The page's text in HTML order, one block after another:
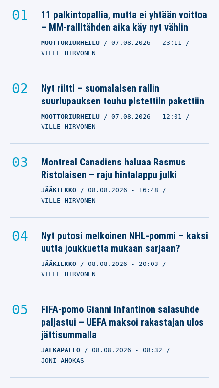
11 palkintopallia, mutta ei yhtään voittoa
– MM-rallitähden aika käy nyt vähiin
MOOTTORIURHEILU 07.08.2026 - 23:11
VILLE HIRVONEN
Nyt riitti – suomalaisen rallin
suurlupauksen touhu pistettiin pakettiin
MOOTTORIURHEILU 07.08.2026 - 12:01
VILLE HIRVONEN
Montreal Canadiens haluaa Rasmus
Ristolaisen – raju hintalappu julki
JÄÄKIEKKO 08.08.2026 - 16:48
VILLE HIRVONEN
Nyt putosi melkoinen NHL-pommi – kaksi
uutta joukkuetta mukaan sarjaan?
JÄÄKIEKKO 08.08.2026 - 20:03
VILLE HIRVONEN
FIFA-pomo Gianni Infantinon salasuhde
paljastui – UEFA maksoi rakastajan ulos
jättisummalla
JALKAPALLO 08.08.2026 - 08:32
JONI AHOKAS